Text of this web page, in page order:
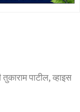
पाटील, व्हाइस